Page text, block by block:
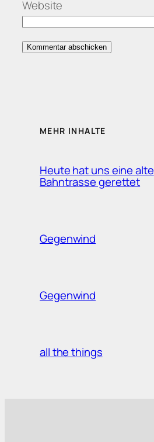
Website
MEHR INHALTE
Heute hat uns eine alte
Bahntrasse gerettet
Gegenwind
Gegenwind
all the things